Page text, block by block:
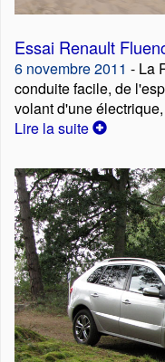
Essai Renault
6 novembre 2011 - La
conduite facile, de
volant d'une
Lire la suite